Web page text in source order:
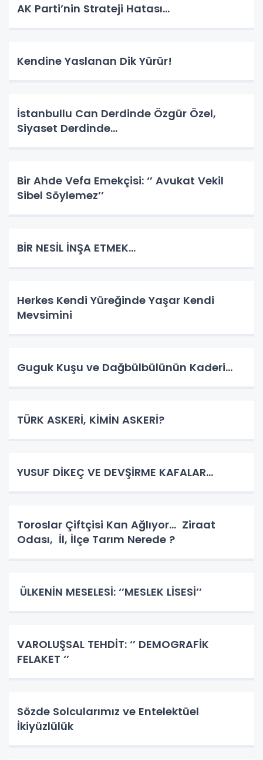
AK Parti’nin Strateji Hatası…
Kendine Yaslanan Dik Yürür!
İstanbullu Can Derdinde Özgür Özel,
Siyaset Derdinde…
Bir Ahde Vefa Emekçisi: ‘’ Avukat Vekil
Sibel Söylemez’’
BİR NESİL İNŞA ETMEK…
Herkes Kendi Yüreğinde Yaşar Kendi
Mevsimini
Guguk Kuşu ve Dağbülbülünün Kaderi…
TÜRK ASKERİ, KİMİN ASKERİ?
YUSUF DİKEÇ VE DEVŞİRME KAFALAR…
Toroslar Çiftçisi Kan Ağlıyor… Ziraat
Odası, İl, İlçe Tarım Nerede ?
ÜLKENİN MESELESİ: ‘’MESLEK LİSESİ’’
VAROLUŞSAL TEHDİT: ‘’ DEMOGRAFİK
FELAKET ‘’
Sözde Solcularımız ve Entelektüel
İkiyüzlülük